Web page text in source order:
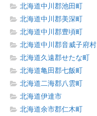
北海道中川郡池田町
北海道中川郡美深町
北海道中川郡豊頃町
北海道中川郡音威子府村
北海道久遠郡せたな町
北海道亀田郡七飯町
北海道二海郡八雲町
北海道伊達市
北海道余市郡仁木町